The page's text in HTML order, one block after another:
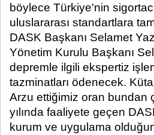
böylece Türkiye'nin
uluslararası standartlara
DASK Başkanı Selamet
Yönetim Kurulu Başkanı
depremle ilgili ekspertiz
tazminatları ödenecek.
Arzu ettiğimiz oran bundan
yılında faaliyete geçen
kurum ve uygulama